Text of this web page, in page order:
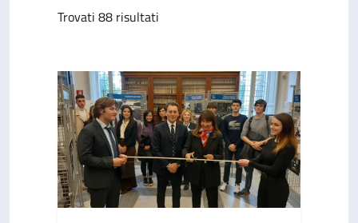
Trovati 88 risultati